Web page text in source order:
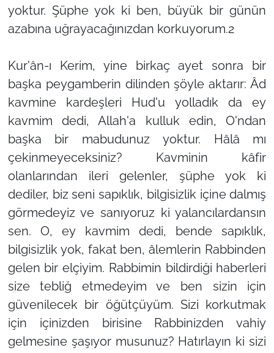
yoktur. Şüphe yok ki ben, büyük bir günün
azabına uğrayacağınızdan korkuyorum.2
Kur'ân-ı Kerim, yine birkaç ayet sonra bir
başka peygamberin dilinden şöyle aktarır: Âd
kavmine kardeşleri Hud'u yolladık da ey
kavmim dedi, Allah'a kulluk edin, O'ndan
başka bir mabudunuz yoktur. Hâlâ mı
çekinmeyeceksiniz? Kavminin kâfir
olanlarından ileri gelenler, şüphe yok ki
dediler, biz seni sapıklık, bilgisizlik içine dalmış
görmedeyiz ve sanıyoruz ki yalancılardansın
sen. O, ey kavmim dedi, bende sapıklık,
bilgisizlik yok, fakat ben, âlemlerin Rabbinden
gelen bir elçiyim. Rabbimin bildirdiği haberleri
size tebliğ etmedeyim ve ben sizin için
güvenilecek bir öğütçüyüm. Sizi korkutmak
için içinizden birisine Rabbinizden vahiy
gelmesine şaşıyor musunuz? Hatırlayın ki sizi